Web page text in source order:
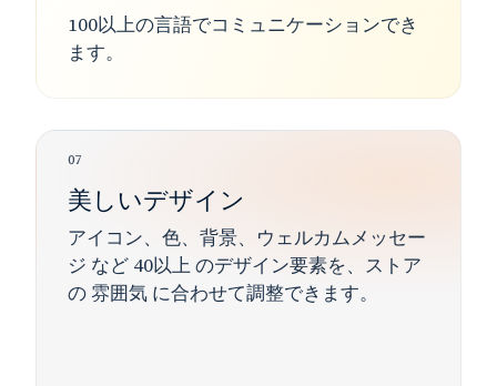
100以上の言語でコミュニケーションでき
ます。
07
美しいデザイン
アイコン、色、背景、ウェルカムメッセー
ジ など 40以上のデザイン要素を、ストア
の雰囲気 に合わせて調整できます。